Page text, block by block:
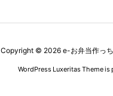
Copyright © 2026 e-お弁当作っ
WordPress Luxeritas Theme is